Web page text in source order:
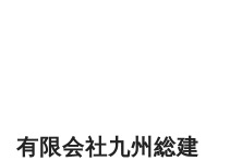
有限会社九州総建